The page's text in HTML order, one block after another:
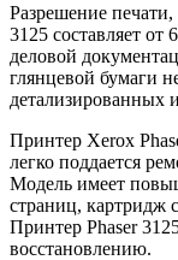
Разрешение
3125 составляет от
деловой
глянцевой бумаги
детализированных
Принтер Xerox
легко поддается
Модель имеет
страниц, картридж
Принтер Phaser
восстановлению.